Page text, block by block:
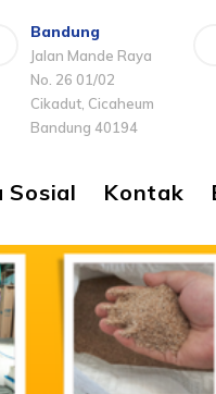
Bandung
Jalan Mande Raya
No. 26 01/02
Cikadut, Cicaheum
Bandung 40194
Sosial Kontak